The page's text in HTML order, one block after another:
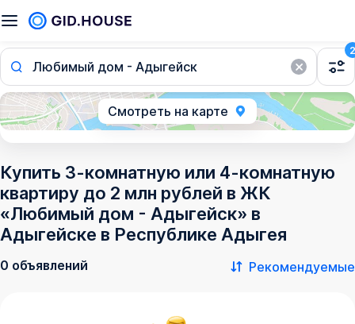
Любимый дом - Адыгейск
2
Смотреть на карте
Купить 3-комнатную или 4-комнатную
квартиру до 2 млн рублей в ЖК
«Любимый дом - Адыгейск» в
Адыгейске в Республике Адыгея
0 объявлений Рекомендуемые